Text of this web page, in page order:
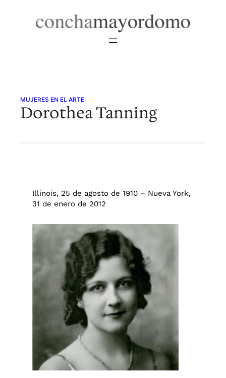
MUJERES EN EL ARTE
Dorothea Tanning
Illinois, 25 de agosto de 1910 – Nueva York,
31 de enero de 2012